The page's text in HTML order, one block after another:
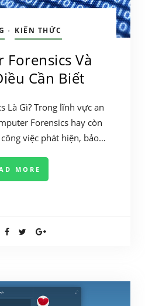
• KIẾN THỨC
Forensics Và
Cần Biết
Là Gì? Trong lĩnh vực an
Forensics hay còn
việc phát hiện, bảo…
MORE